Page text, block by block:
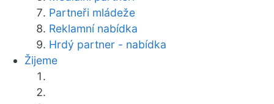
Partneři mládeže
Reklamní nabídka
Hrdý partner - nabídka
Žijeme